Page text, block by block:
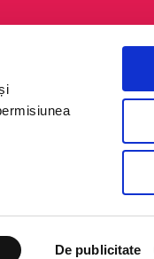
De publicitate